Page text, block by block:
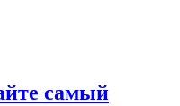
самый